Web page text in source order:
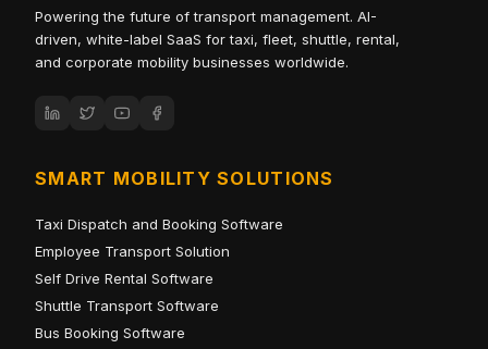
Powering the future of transport management. AI-
driven, white-label SaaS for taxi, fleet, shuttle, rental,
and corporate mobility businesses worldwide.
SMART MOBILITY SOLUTIONS
Taxi Dispatch and Booking Software
Employee Transport Solution
Self Drive Rental Software
Shuttle Transport Software
Bus Booking Software